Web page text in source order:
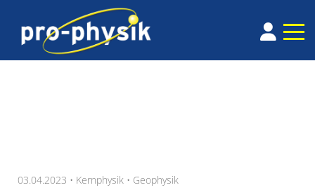
03.04.2023 • Kernphysik • Geophysik